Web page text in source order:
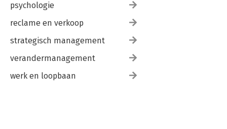
psychologie
reclame en verkoop
strategisch management
verandermanagement
werk en loopbaan